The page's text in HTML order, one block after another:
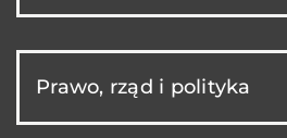
Prawo, rząd i polityka